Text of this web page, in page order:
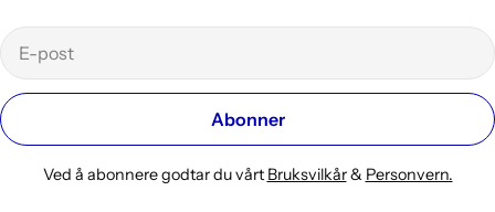
E-
post
Abonner
Ved å abonnere godtar du vårt Bruksvilkår& Personvern.